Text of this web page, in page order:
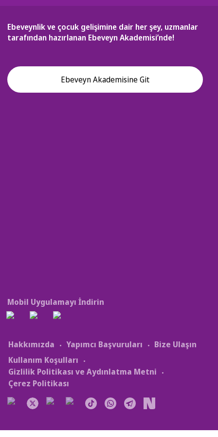
Ebeveynlik ve çocuk gelişimine dair her şey, uzmanlar
tarafından hazırlanan Ebeveyn Akademisi’nde!
Ebeveyn Akademisine Git
Mobil Uygulamayı İndirin
Hakkımızda Yapımcı Başvuruları
Bize Ulaşın
Kullanım Koşulları
Gizlilik Politikası ve Aydınlatma Metni
Çerez Politikası